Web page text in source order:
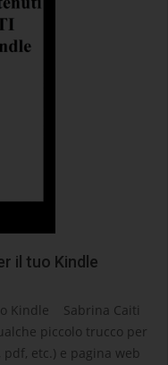
il tuo Kindle
Kindle Sabrina Caiti
piccolo trucco per
etc.) e pagina web